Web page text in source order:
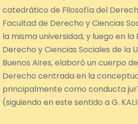
catedrático de Filosofía del
Facultad de Derecho y Ciencias
la misma universidad, y luego en la
Derecho y Ciencias Sociales de la
Buenos Aires, elaboró un cuerpo
Derecho centrada en la
principalmente como conducta
(siguiendo en este sentido a G.